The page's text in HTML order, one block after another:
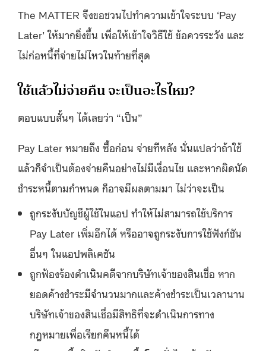
The MATTER จึงขอชวนไปทำความเข้าใจระบบ ‘Pay
Later’ ให้มากยิ่งขึ้น เพื่อให้เข้าใจวิธีใช้ ข้อควรระวัง และ
ไม่ก่อหนี้ที่จ่ายไม่ไหวในท้ายที่สุด
ใช้แล้วไม่จ่ายคืน จะเป็นอะไรไหม?
ตอบแบบสั้นๆ ได้เลยว่า “เป็น”
Pay Later หมายถึง ซื้อก่อน จ่ายทีหลัง นั่นแปลว่าถ้าใช้
แล้วก็จำเป็นต้องจ่ายคืนอย่างไม่มีเงื่อนไข และหากผิดนัด
ชำระหนี้ตามกำหนด ก็อาจมีผลตามมา ไม่ว่าจะเป็น
ถูกระงับบัญชีผู้ใช้ในแอป ทำให้ไม่สามารถใช้บริการ
Pay Later เพิ่มอีกได้ หรืออาจถูกระงับการใช้ฟังก์ชัน
อื่นๆ ในแอปพลิเคชัน
ถูกฟ้องร้องดำเนินคดีจากบริษัทเจ้าของสินเชื่อ หาก
ยอดค้างชำระมีจำนวนมากและค้างชำระเป็นเวลานาน
บริษัทเจ้าของสินเชื่อมีสิทธิที่จะดำเนินการทาง
กฎหมายเพื่อเรียกคืนหนี้ได้